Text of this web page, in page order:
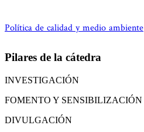
Política de calidad y medio ambiente
Pilares de la cátedra
INVESTIGACIÓN
FOMENTO Y SENSIBILIZACIÓN
DIVULGACIÓN